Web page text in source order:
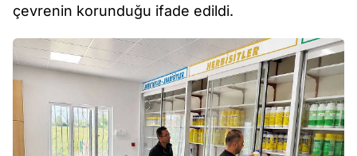
çevrenin korunduğu ifade edildi.